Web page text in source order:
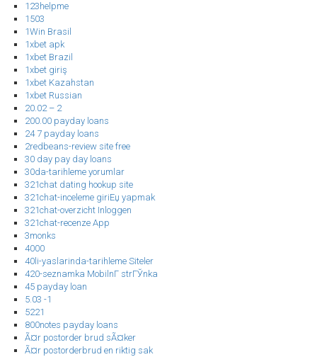
123helpme
1503
1Win Brasil
1xbet apk
1xbet Brazil
1xbet giriş
1xbet Kazahstan
1xbet Russian
20.02 – 2
200.00 payday loans
24 7 payday loans
2redbeans-review site free
30 day pay day loans
30da-tarihleme yorumlar
321chat dating hookup site
321chat-inceleme giriЕџ yapmak
321chat-overzicht Inloggen
321chat-recenze App
3monks
4000
40li-yaslarinda-tarihleme Siteler
420-seznamka MobilnГ­ strГЎnka
45 payday loan
5.03 -1
5221
800notes payday loans
Ã¤r postorder brud sÃ¤ker
Ã¤r postorderbrud en riktig sak